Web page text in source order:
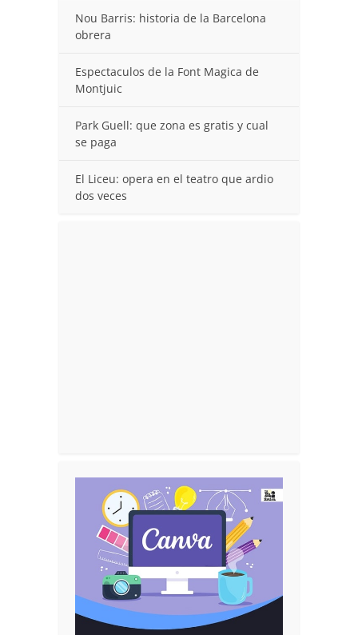
Nou Barris: historia de la Barcelona
obrera
Espectaculos de la Font Magica de
Montjuic
Park Guell: que zona es gratis y cual
se paga
El Liceu: opera en el teatro que ardio
dos veces